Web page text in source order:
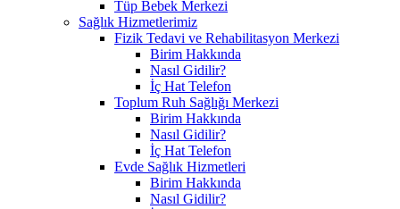
Tüp Bebek Merkezi
Sağlık Hizmetlerimiz
Fizik Tedavi ve Rehabilitasyon Merkezi
Birim Hakkında
Nasıl Gidilir?
İç Hat Telefon
Toplum Ruh Sağlığı Merkezi
Birim Hakkında
Nasıl Gidilir?
İç Hat Telefon
Evde Sağlık Hizmetleri
Birim Hakkında
Nasıl Gidilir?